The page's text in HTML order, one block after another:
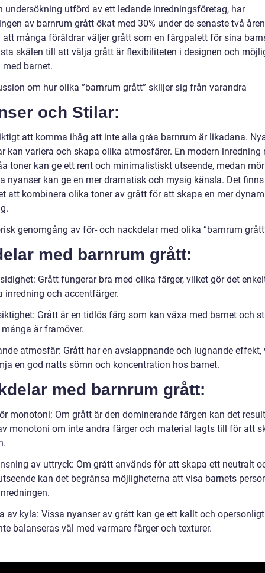
undersökning utförd av ett ledande inredningsföretag, har
av barnrum grått ökat med 30% under de senaste två
att många föräldrar väljer grått som en färgpalett för sina
skälen till att välja grått är flexibiliteten i designen och
barnet.
om hur olika ”barnrum grått” skiljer sig från varandra
och Stilar:
att komma ihåg att inte alla gråa barnrum är likadana.
kan variera och skapa olika atmosfärer. En modern inredning
toner kan ge ett rent och minimalistiskt utseende, medan
nyanser kan ge en mer dramatisk och mysig känsla. Det
att kombinera olika toner av grått för att skapa en mer
genomgång av för- och nackdelar med olika ”barnrum
med barnrum grått:
Grått fungerar bra med olika färger, vilket gör det
inredning och accentfärger.
Grått är en tidlös färg som kan växa med barnet och
år framöver.
atmosfär: Grått har en avslappnande och lugnande effekt,
en god natts sömn och koncentration hos barnet.
med barnrum grått:
monotoni: Om grått är den dominerande färgen kan det
monotoni om inte andra färger och material lagts till för att
av uttryck: Om grått används för att skapa ett neutralt
kan det begränsa möjligheterna att visa barnets
av kyla: Vissa nyanser av grått kan ge ett kallt och
balanseras väl med varmare färger och texturer.